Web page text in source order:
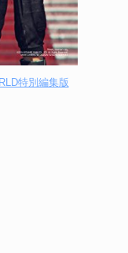
特別編集版